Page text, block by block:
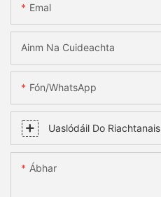
Emal
Ainm Na Cuideachta
Fón/WhatsApp
Uaslódáil Do Riachtanais
Ábhar